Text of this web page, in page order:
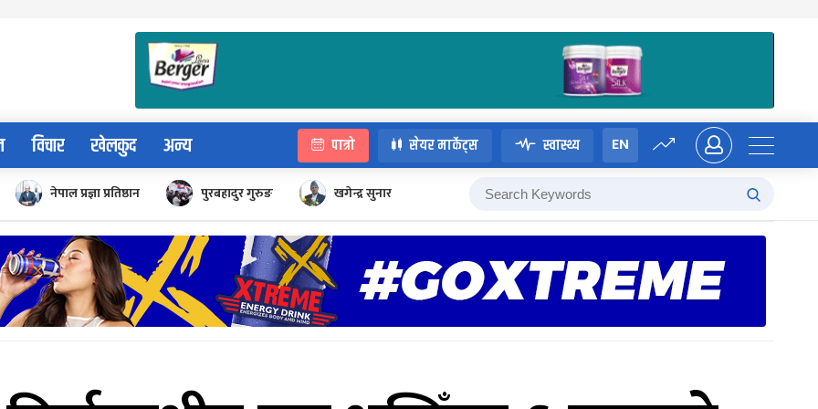
विचार खेलकुद अन्य पात्रो सेयर मार्केट्स स्वास्थ्य EN
नेपाल प्रज्ञा प्रतिष्ठान पुरबहादुर गुरुङ खगेन्द्र सुनार